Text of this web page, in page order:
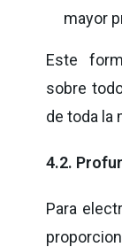
mayor
Este
sobre
de toda la
4.2.
Para